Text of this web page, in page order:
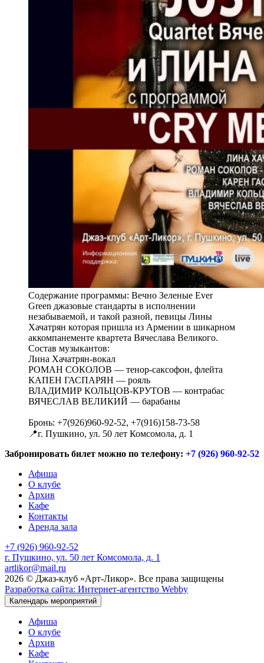
Содержание программы: Вечно Зеленые Ever
Green джазовые стандарты в исполнении
незабываемой, и такой разной, певицы Лины
Хачатрян которая пришла из Армении в шикарном
аккомпанементе квартета Вячеслава Великого.
Состав музыкантов:
Лина Хачатрян-вокал
РОМАН СОКОЛОВ — тенор-саксофон, флейта
КАПЕН ГАСПАРЯН — рояль
ВЛАДИМИР КОЛЬЦОВ-КРУТОВ — контрабас
ВЯЧЕСЛАВ ВЕЛИКИЙ — барабаны
Бронь: +7(926)960-92-52, +7(916)158-73-58
📍г. Пушкино, ул. 50 лет Комсомола, д. 1⁣⁣⠀
Забронировать билет можно по телефону: +7 (926) 960-92-52
Афиша
О клубе
Архив
Кафе
Контакты
Аренда зала
+7 (926) 960-92-52
г. Пушкино, ул. 50 лет Комсомола, д. 1
artlikor@mail.ru
2026 © Джаз-клуб «Арт-Ликор». Все права защищены
Разработка сайта: Интернет-агентство Webby
Календарь мероприятий
Афиша
О клубе
Архив
Кафе